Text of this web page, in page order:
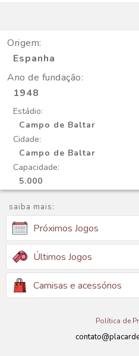
Origem:
Espanha
Ano de fundação:
1948
Estádio:
Campo de Baltar
Cidade:
Campo de Baltar
Capacidade:
5.000
saiba mais:
Próximos Jogos
Últimos Jogos
Camisas e acessórios
Política de